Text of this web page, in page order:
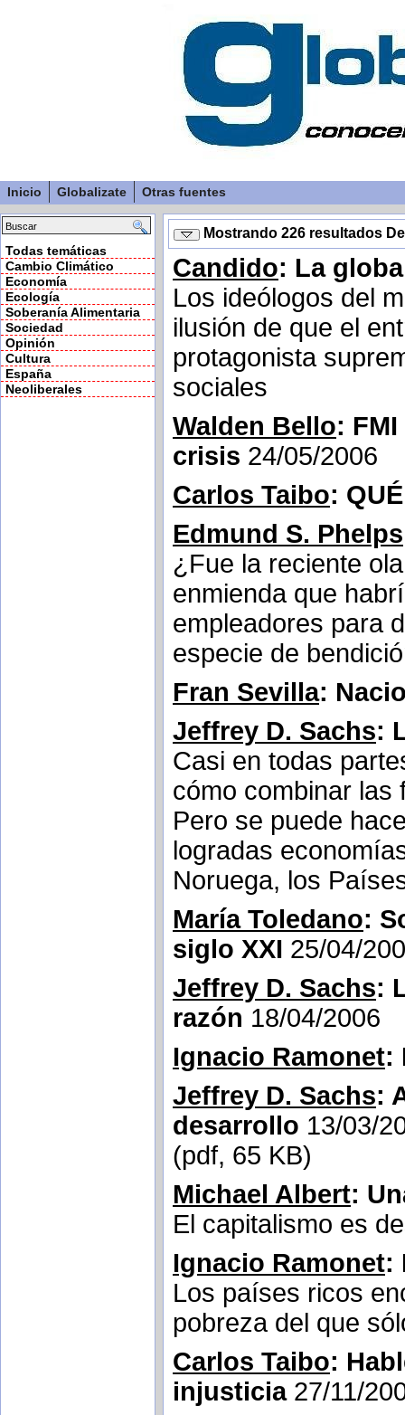
Inicio Globalizate Otras fuentes
Todas temáticas
Cambio Climático
Economía
Ecología
Soberanía Alimentaria
Sociedad
Opinión
Cultura
España
Neoliberales
Mostrando 226 resultados
Candido: La
Los ideólogos del
ilusión de que el
protagonista
sociales
Walden Bello:
crisis 24/05/2006
Carlos Taibo:
Edmund S. Phelps
¿Fue la reciente
enmienda que
empleadores para
especie de
Fran Sevilla:
Jeffrey D. Sachs:
Casi en todas
cómo combinar las
Pero se puede
logradas
Noruega, los
María Toledano:
siglo XXI 25/04/
Jeffrey D. Sachs:
razón 18/04/2006
Ignacio Ramonet:
Jeffrey D. Sachs:
desarrollo 13/03/
(pdf, 65 KB)
Michael Albert:
El capitalismo es
Ignacio Ramonet:
Los países ricos
pobreza del que
Carlos Taibo:
injusticia27/11/